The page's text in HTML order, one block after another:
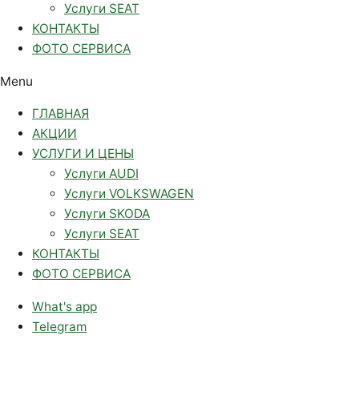
Услуги SEAT
КОНТАКТЫ
ФОТО СЕРВИСА
Menu
ГЛАВНАЯ
АКЦИИ
УСЛУГИ И ЦЕНЫ
Услуги AUDI
Услуги VOLKSWAGEN
Услуги SKODA
Услуги SEAT
КОНТАКТЫ
ФОТО СЕРВИСА
What's app
Telegram